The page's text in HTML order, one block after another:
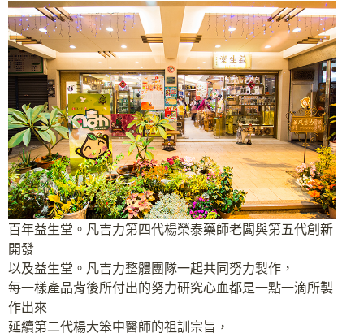
百年益生堂。凡吉力第四代楊榮泰藥師老闆與第五代創新
開發
以及益生堂。凡吉力整體團隊一起共同努力製作，
每一樣產品背後所付出的努力研究心血都是一點一滴所製
作出來
延續第二代楊大笨中醫師的祖訓宗旨，